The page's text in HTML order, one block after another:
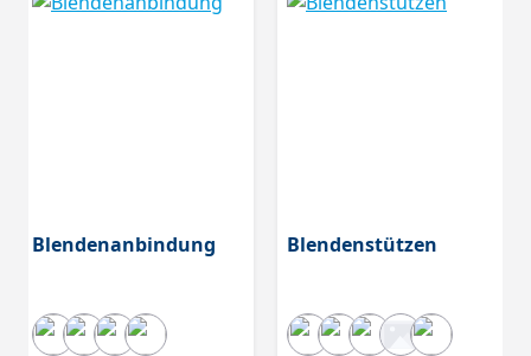
Blendenanbindung Blendenstützen